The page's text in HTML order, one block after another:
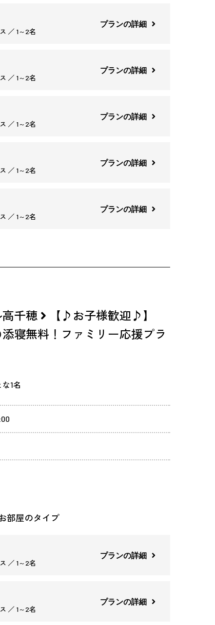
／ 1～2名
プランの詳細
／ 1～2名
プランの詳細
／ 1～2名
プランの詳細
／ 1～2名
プランの詳細
／ 1～2名
プランの詳細
千穂
【♪お子様歓迎♪】
添寝無料！ファミリー応援プラ
1名
部屋のタイプ
／ 1～2名
プランの詳細
／ 1～2名
プランの詳細